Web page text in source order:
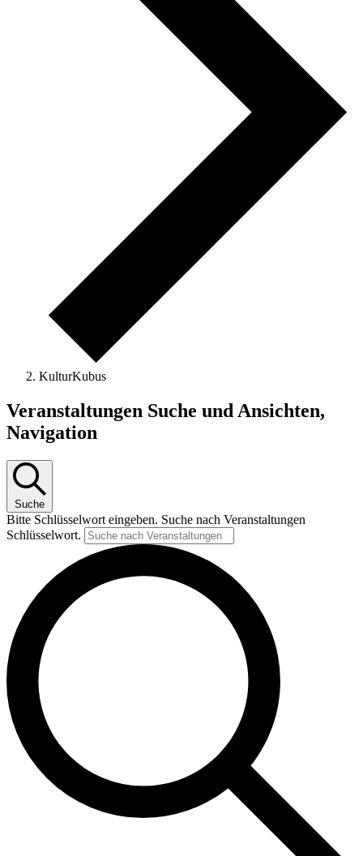
KulturKubus
Veranstaltungen
Veranstaltungen Suche und Ansichten,
Navigation
Suche
Bitte Schlüsselwort eingeben. Suche nach Veranstaltungen
Schlüsselwort.